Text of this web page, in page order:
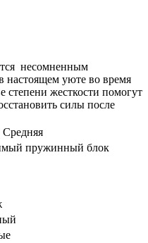
несомненным
настоящем уюте во время
жесткости помогут
силы после
пружинный блок